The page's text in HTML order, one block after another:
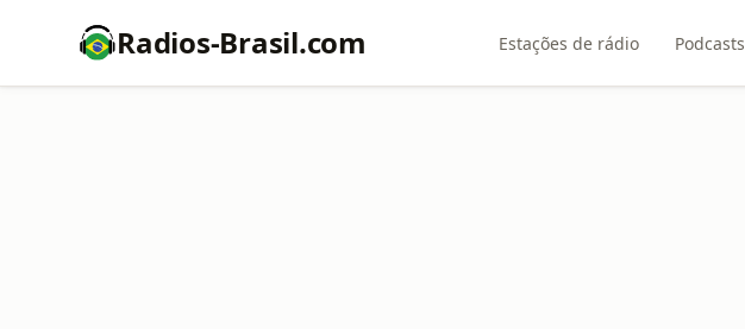
Radios-Brasil.com Estações de rádio Podcasts